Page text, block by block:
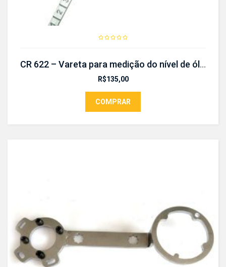
CR 622 – Vareta para medição do nível de óleo das transmissões automáticas
R$135,00
COMPRAR